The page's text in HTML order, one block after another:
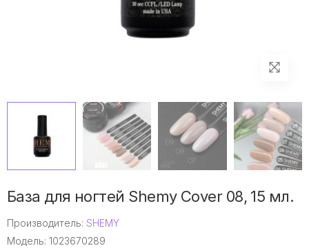
База для ногтей Shemy Cover 08, 15 мл.
Производитель: SHEMY
Модель: 1023670289